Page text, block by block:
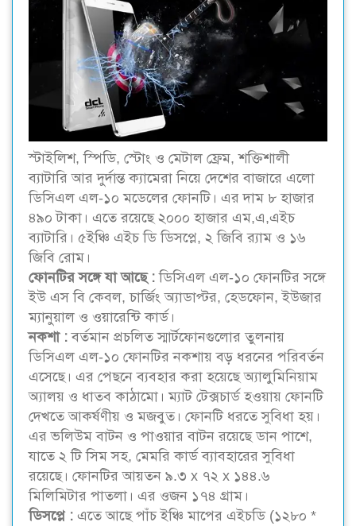
স্টাইলিশ, স্পিডি, স্টোং ও মেটাল ফ্রেম, শক্তিশালী
ব্যাটারি আর দুর্দান্ত ক্যামেরা নিয়ে দেশের বাজারে এলো
ডিসিএল এল-১০ মডেলের ফোনটি। এর দাম ৮ হাজার
৪৯০ টাকা। এতে রয়েছে ২০০০ হাজার এম,এ,এইচ
ব্যাটারি। ৫ইঞ্চি এইচ ডি ডিসপ্লে, ২ জিবি র‌্যাম ও ১৬
জিবি রোম।
ফোনটির সঙ্গে যা আছে : ডিসিএল এল-১০ ফোনটির সঙ্গে
ইউ এস বি কেবল, চার্জিং অ্যাডাপ্টর, হেডফোন, ইউজার
ম্যানুয়াল ও ওয়ারেন্টি কার্ড।
নকশা : বর্তমান প্রচলিত স্মার্টফোনগুলোর তুলনায়
ডিসিএল এল-১০ ফোনটির নকশায় বড় ধরনের পরিবর্তন
এসেছে। এর পেছনে ব্যবহার করা হয়েছে অ্যালুমিনিয়াম
অ্যালয় ও ধাতব কাঠামো। ম্যাট টেক্সচার্ড হওয়ায় ফোনটি
দেখতে আকর্ষণীয় ও মজবুত। ফোনটি ধরতে সুবিধা হয়।
এর ভলিউম বাটন ও পাওয়ার বাটন রয়েছে ডান পাশে,
যাতে ২ টি সিম সহ, মেমরি কার্ড ব্যাবহারের সুবিধা
রয়েছে। ফোনটির আয়তন ৯.৩ x ৭২ x ১৪৪.৬
মিলিমিটার পাতলা। এর ওজন ১৭৪ গ্রাম।
ডিসপ্লে : এতে আছে পাঁচ ইঞ্চি মাপের এইচডি (১২৮০ *